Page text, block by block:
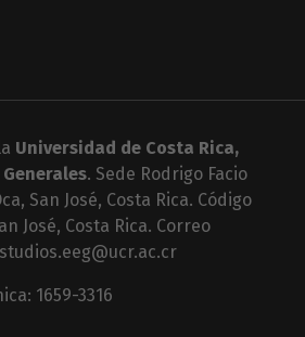
Universidad de Costa Rica,
. Sede Rodrigo Facio
San José, Costa Rica. Código
José, Costa Rica. Correo
1659-3316